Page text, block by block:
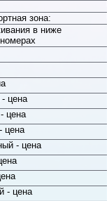
зона:
в ниже
цена
цена
цена
- цена
- цена